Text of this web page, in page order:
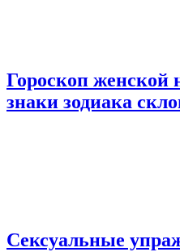
Гороскоп женской
знаки зодиака
Сексуальные